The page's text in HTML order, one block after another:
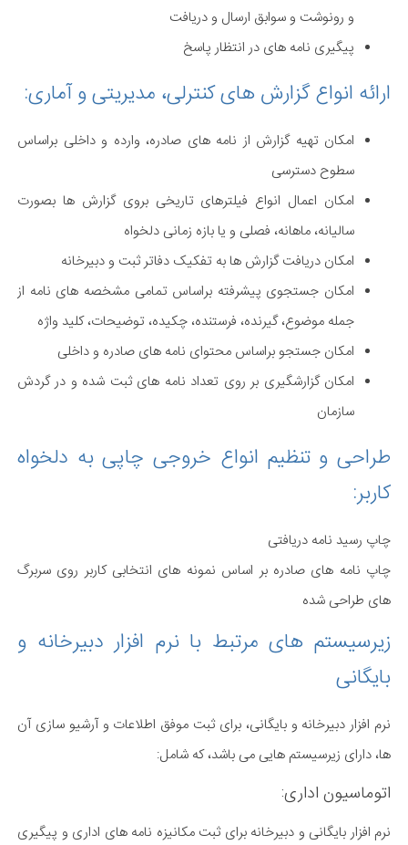
و رونوشت و سوابق ارسال و دریافت
پیگیری نامه های در انتظار پاسخ
ارائه انواع گزارش‏ های کنترلی، مدیریتی و آماری:
امکان تهیه گزارش از نامه‏ های صادره، وارده و داخلی براساس
سطوح دسترسی
امکان اعمال انواع فیلترهای تاریخی بروی گزارش ‏ها بصورت
سالیانه، ماهانه، فصلی و یا بازه زمانی دلخواه
امکان دریافت گزارش ‏ها به تفکیک دفاتر ثبت و دبیرخانه
امکان جستجوی پیشرفته براساس تمامی مشخصه‏ های نامه از
جمله موضوع، گیرنده، فرستنده، چکیده، توضیحات، کلید واژه
امکان جستجو براساس محتوای نامه ‏های صادره و داخلی
امکان گزارشگیری بر روی تعداد نامه های ثبت شده و در گردش
سازمان
طراحی و تنظیم انواع خروجی چاپی به دلخواه
کاربر:
چاپ رسید نامه دریافتی
چاپ نامه های صادره بر اساس نمونه های انتخابی کاربر روی سربرگ
های طراحی شده
زیرسیستم های مرتبط با نرم افزار دبیرخانه و
بایگانی
نرم افزار دبیرخانه و بایگانی، برای ثبت موفق اطلاعات و آرشیو سازی آن
ها، دارای زیرسیستم هایی می باشد، که شامل:
اتوماسیون اداری:
نرم افزار بایگانی و دبیرخانه برای ثبت مکانیزه نامه های اداری و پیگیری